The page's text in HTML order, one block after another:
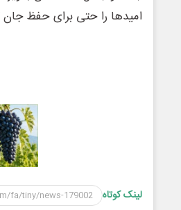
امیدها را حتی برای حفظ
لینک کوتاه